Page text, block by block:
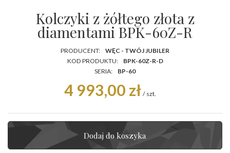
Kolczyki z żółtego złota z
diamentami BPK-60Z-R
PRODUCENT:
WĘC - TWÓJ JUBILER
KOD PRODUKTU:
BPK-60Z-R-D
SERIA:
BP-60
4 993,00 zł / szt.
Dodaj do koszyka